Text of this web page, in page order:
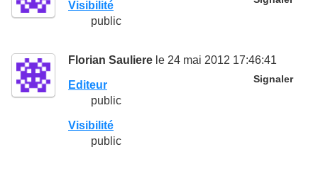
Visibilité
public
Florian Sauliere le 24 mai 2012 17:46:41
Signaler
Editeur
public
Visibilité
public